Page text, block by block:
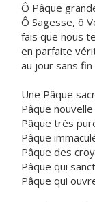
Ô Pâque
Ô Sagesse, ô
fais que nous
en parfaite
au jour sans
Une Pâque
Pâque
Pâque très
Pâque
Pâque des
Pâque qui
Pâque qui